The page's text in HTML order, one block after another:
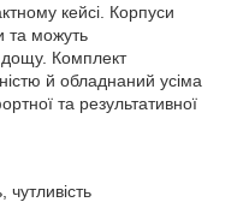
кейсі. Корпуси
та можуть
дощу. Комплект
й обладнаний усіма
та результативної
чутливість